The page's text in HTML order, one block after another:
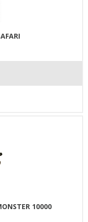
10000